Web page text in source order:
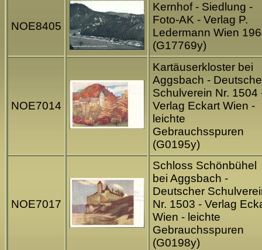
NOE8405
Kernhof - Siedlung -
Foto-AK - Verlag P.
Ledermann Wien
(G17769y)
NOE7014
Kartäuserkloster bei
Aggsbach -
Schulverein Nr. 1504
Verlag Eckart Wien -
leichte
Gebrauchsspuren
(G0195y)
NOE7017
Schloss Schönbühel
bei Aggsbach -
Deutscher
Nr. 1503 - Verlag
Wien - leichte
Gebrauchsspuren
(G0198y)